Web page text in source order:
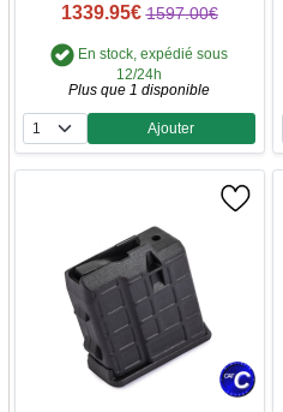
1339.95€ 1597.00€
En stock, expédié sous
12/24h
Plus que 1 disponible
Quantité
Ajouter